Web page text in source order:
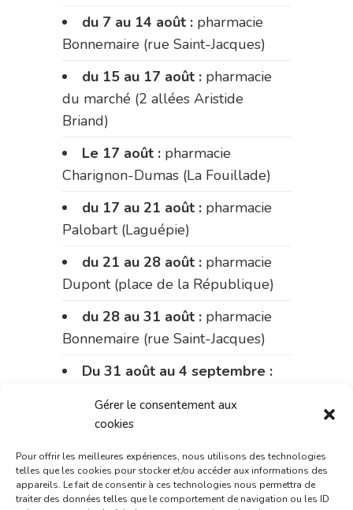
Gérer le consentement aux
cookies
Pour offrir les meilleures expériences, nous utilisons des technologies
telles que les cookies pour stocker et/ou accéder aux informations des
appareils. Le fait de consentir à ces technologies nous permettra de
traiter des données telles que le comportement de navigation ou les ID
du 7 au 14 août : pharmacie
Bonnemaire (rue Saint-Jacques)
du 15 au 17 août : pharmacie
du marché (2 allées Aristide
Briand)
Le 17 août : pharmacie
Charignon-Dumas (La Fouillade)
du 17 au 21 août : pharmacie
Palobart (Laguépie)
du 21 au 28 août : pharmacie
Dupont (place de la République)
du 28 au 31 août : pharmacie
Bonnemaire (rue Saint-Jacques)
Du 31 août au 4 septembre :
Fouillade)
du 4 au 11 septembre :
pharmacie Carnus (rue Marcellin-
Fabre)